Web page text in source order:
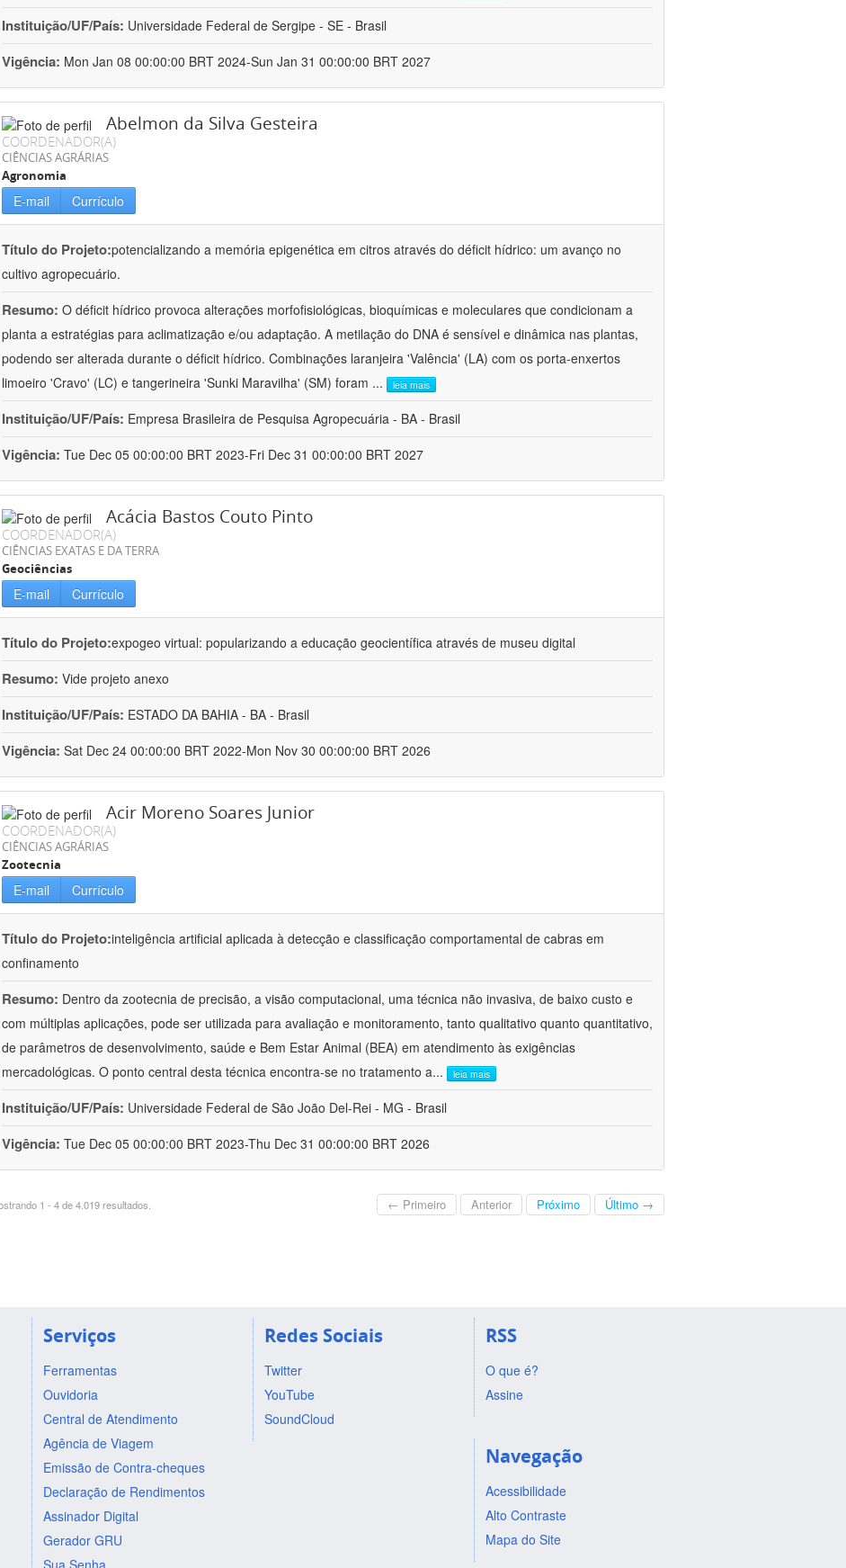
Instituição/UF/País: Universidade Federal de Sergipe - SE - Brasil
Vigência: Mon Jan 08 00:00:00 BRT 2024-Sun Jan 31 00:00:00 BRT 2027
Abelmon da Silva Gesteira
COORDENADOR(A)
CIÊNCIAS AGRÁRIAS
Agronomia
E-mail Currículo
Título do Projeto:potencializando a memória epigenética em citros através do déficit hídrico: um avanço no
cultivo agropecuário.
Resumo: O déficit hídrico provoca alterações morfofisiológicas, bioquímicas e moleculares que condicionam a
planta a estratégias para aclimatização e/ou adaptação. A metilação do DNA é sensível e dinâmica nas plantas,
podendo ser alterada durante o déficit hídrico. Combinações laranjeira 'Valência' (LA) com os porta-enxertos
limoeiro 'Cravo' (LC) e tangerineira 'Sunki Maravilha' (SM) foram ... leia mais
Instituição/UF/País: Empresa Brasileira de Pesquisa Agropecuária - BA - Brasil
Vigência: Tue Dec 05 00:00:00 BRT 2023-Fri Dec 31 00:00:00 BRT 2027
Acácia Bastos Couto Pinto
COORDENADOR(A)
CIÊNCIAS EXATAS E DA TERRA
Geociências
E-mail Currículo
Título do Projeto:expogeo virtual: popularizando a educação geocientífica através de museu digital
Resumo: Vide projeto anexo
Instituição/UF/País: ESTADO DA BAHIA - BA - Brasil
Vigência: Sat Dec 24 00:00:00 BRT 2022-Mon Nov 30 00:00:00 BRT 2026
Acir Moreno Soares Junior
COORDENADOR(A)
CIÊNCIAS AGRÁRIAS
Zootecnia
E-mail Currículo
Título do Projeto:inteligência artificial aplicada à detecção e classificação comportamental de cabras em
confinamento
Resumo: Dentro da zootecnia de precisão, a visão computacional, uma técnica não invasiva, de baixo custo e
com múltiplas aplicações, pode ser utilizada para avaliação e monitoramento, tanto qualitativo quanto quantitativo,
de parâmetros de desenvolvimento, saúde e Bem Estar Animal (BEA) em atendimento às exigências
mercadológicas. O ponto central desta técnica encontra-se no tratamento a... leia mais
Instituição/UF/País: Universidade Federal de São João Del-Rei - MG - Brasil
Vigência: Tue Dec 05 00:00:00 BRT 2023-Thu Dec 31 00:00:00 BRT 2026
1 - 4 de 4.019 resultados. ← Primeiro Anterior Próximo Último →
Serviços
Ferramentas
Ouvidoria
Central de Atendimento
Agência de Viagem
Emissão de Contra-cheques
Declaração de Rendimentos
Assinador Digital
Gerador GRU
Sua Senha
Redes Sociais
Twitter
YouTube
SoundCloud
RSS
O que é?
Assine
Navegação
Acessibilidade
Alto Contraste
Mapa do Site